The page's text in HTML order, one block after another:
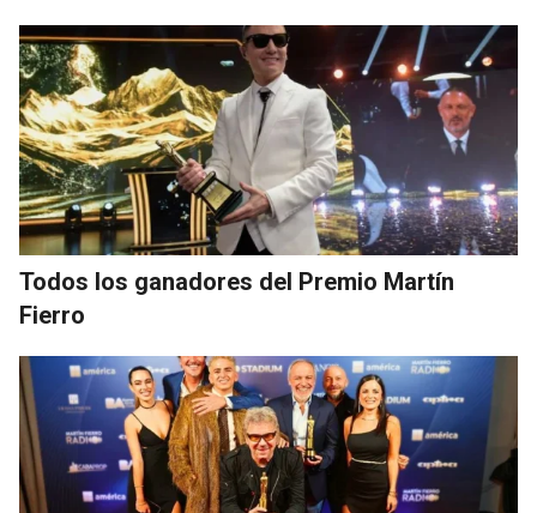
Todos los ganadores del Premio Martín
Fierro